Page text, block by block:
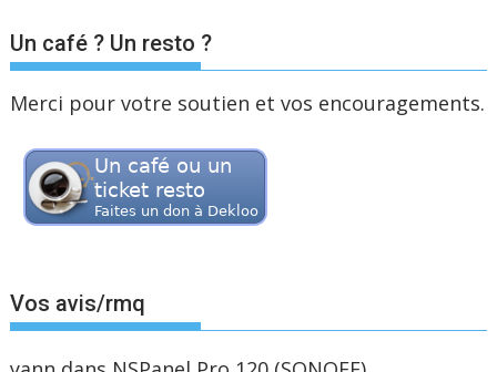
Un café ? Un resto ?
Merci pour votre soutien et vos encouragements.
Vos avis/rmq